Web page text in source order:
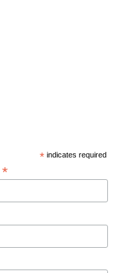
* indicates required
*